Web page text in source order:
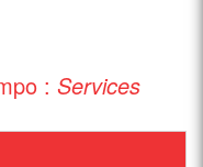
: Services